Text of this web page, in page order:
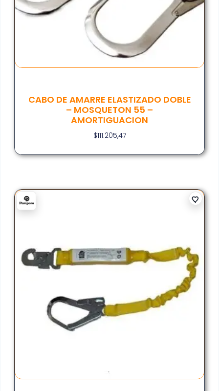
CABO DE AMARRE ELASTIZADO DOBLE
– MOSQUETON 55 –
AMORTIGUACION
$111.205,47